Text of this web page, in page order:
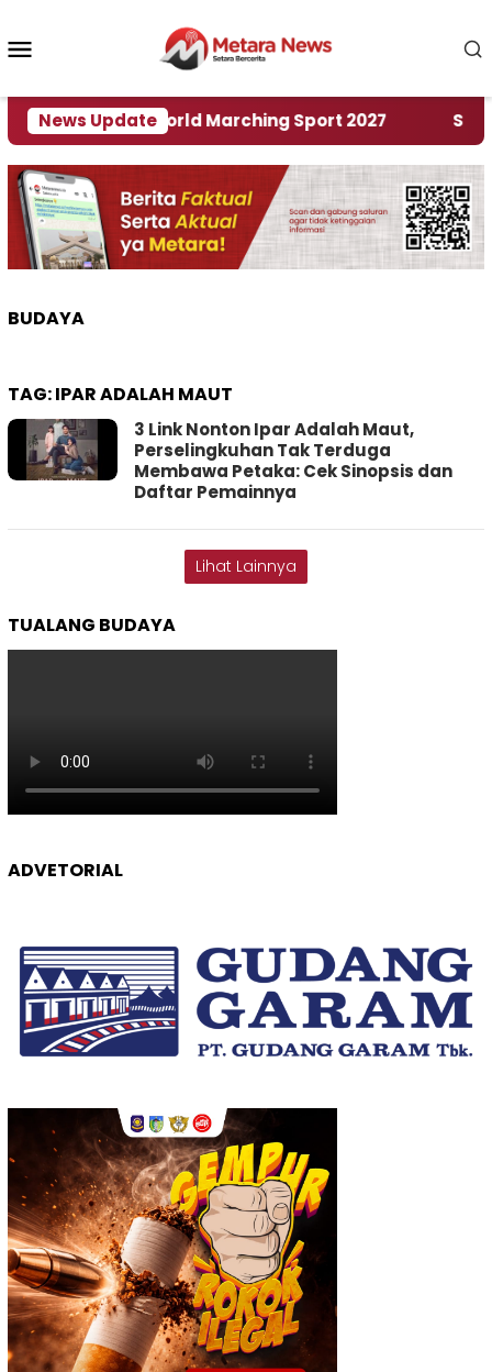
konten
News Update
Rumah World Marching Sport 2027 ‎Soal
BUDAYA
TAG:IPAR ADALAH MAUT
3 Link Nonton Ipar Adalah Maut,
Perselingkuhan Tak Terduga
Membawa Petaka: Cek Sinopsis dan
Daftar Pemainnya
Lihat Lainnya
TUALANG BUDAYA
ADVETORIAL